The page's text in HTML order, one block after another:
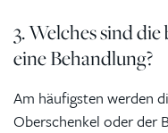
3. Welches sind
eine Behandlung?
Am häufigsten werden
Oberschenkel oder der